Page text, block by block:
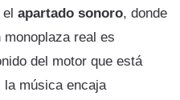
apartado sonoro, donde
real es
del motor que está
la música encaja